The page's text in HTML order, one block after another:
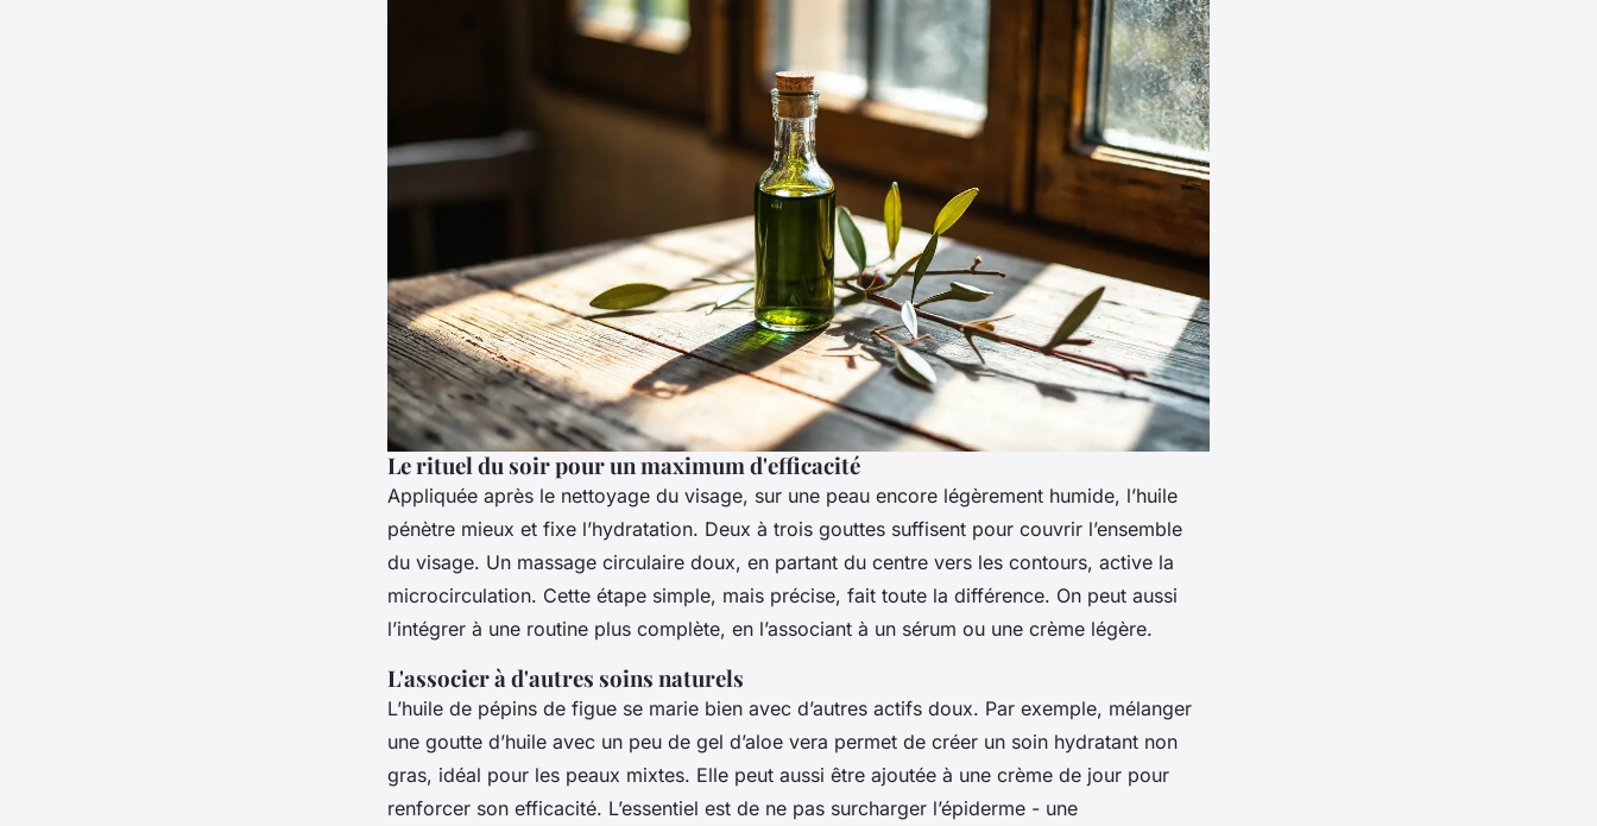
Le rituel du soir pour un maximum d'efficacité
Appliquée après le nettoyage du visage, sur une peau encore légèrement humide, l’huile
pénètre mieux et fixe l’hydratation. Deux à trois gouttes suffisent pour couvrir l’ensemble
du visage. Un massage circulaire doux, en partant du centre vers les contours, active la
microcirculation. Cette étape simple, mais précise, fait toute la différence. On peut aussi
l’intégrer à une routine plus complète, en l’associant à un sérum ou une crème légère.
L'associer à d'autres soins naturels
L’huile de pépins de figue se marie bien avec d’autres actifs doux. Par exemple, mélanger
une goutte d’huile avec un peu de gel d’aloe vera permet de créer un soin hydratant non
gras, idéal pour les peaux mixtes. Elle peut aussi être ajoutée à une crème de jour pour
renforcer son efficacité. L’essentiel est de ne pas surcharger l’épiderme - une